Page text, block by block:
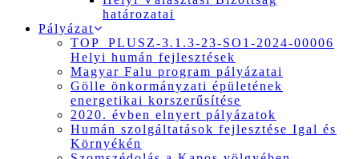
határozatai
Pályázat
TOP_PLUSZ-3.1.3-23-SO1-2024-00006
Helyi humán fejlesztések
Magyar Falu program pályázatai
Gölle önkormányzati épületének
energetikai korszerűsítése
2020. évben elnyert pályázatok
Humán szolgáltatások fejlesztése Igal és
Környékén